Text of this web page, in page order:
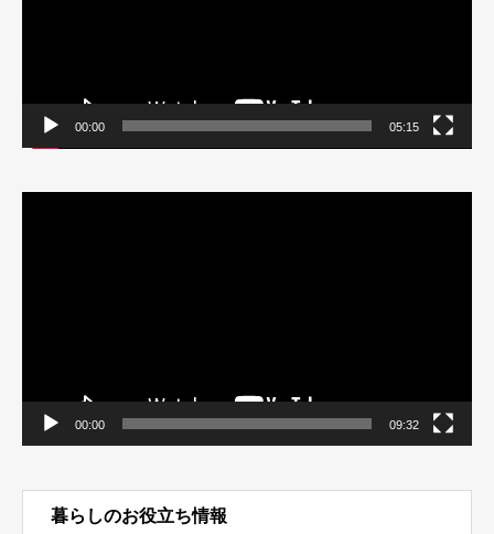
00:00 05:15
00:00 09:32
暮らしのお役立ち情報